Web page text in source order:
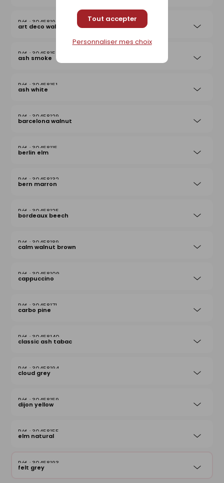
Tout accepter
Personnaliser mes choix
30458199
art deco walnut
30458152
ash smoke
30458151
ash white
30458129
barcelona walnut
30458115
berlin elm
30458132
bern marron
30458125
bordeaux beech
30458189
calm walnut brown
30458109
cappuccino
30458171
carbo pine
30458140
classic ash tabac
30458194
cloud grey
30458159
dijon yellow
30458155
elm natural
30458193
felt grey